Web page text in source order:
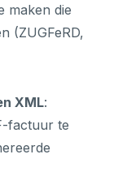
maken die
(ZUGFeRD,
XML:
factuur te